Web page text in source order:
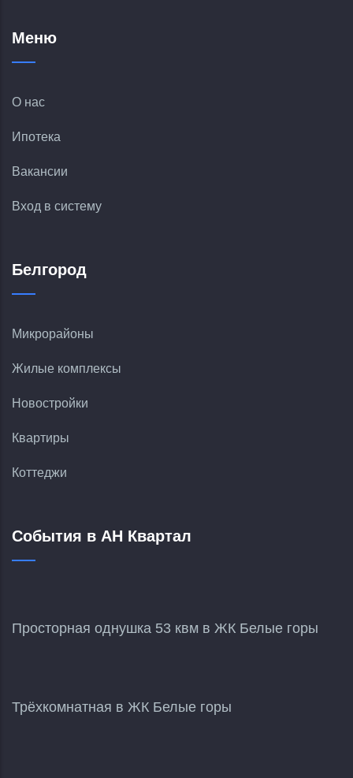
Меню
О нас
Ипотека
Вакансии
Вход в систему
Белгород
Микрорайоны
Жилые комплексы
Новостройки
Квартиры
Коттеджи
События в АН Квартал
Просторная однушка 53 квм в ЖК Белые горы
Трёхкомнатная в ЖК Белые горы